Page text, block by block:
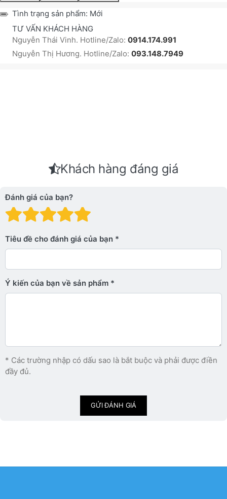
Tình trạng sản phẩm: Mới
TƯ VẤN KHÁCH HÀNG
Nguyễn Thái Vinh. Hotline/Zalo: 0914.174.991
Nguyễn Thị Hương. Hotline/Zalo: 093.148.7949
Khách hàng đáng giá
Đánh giá của bạn?
Đánh giá: 4 trên 5
Đánh giá: 3 trên 5 sao.
Đánh giá: 2 trên 5 sao.
Đánh giá: 1 trên 5 sao. Xấu
Tiêu đề cho đánh giá của bạn
Ý kiến ​​của bạn về sản phẩm
* Các trường nhập có dấu sao là bắt buộc và phải được điền
đầy đủ.
GỬI ĐÁNH GIÁ